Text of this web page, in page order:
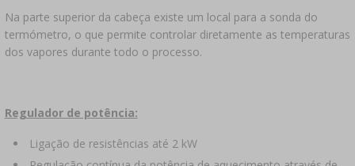
Na parte superior da cabeça existe um local para a sonda do
termómetro, o que permite controlar diretamente as temperaturas
dos vapores durante todo o processo.
Regulador de potência:
Ligação de resistências até 2 kW